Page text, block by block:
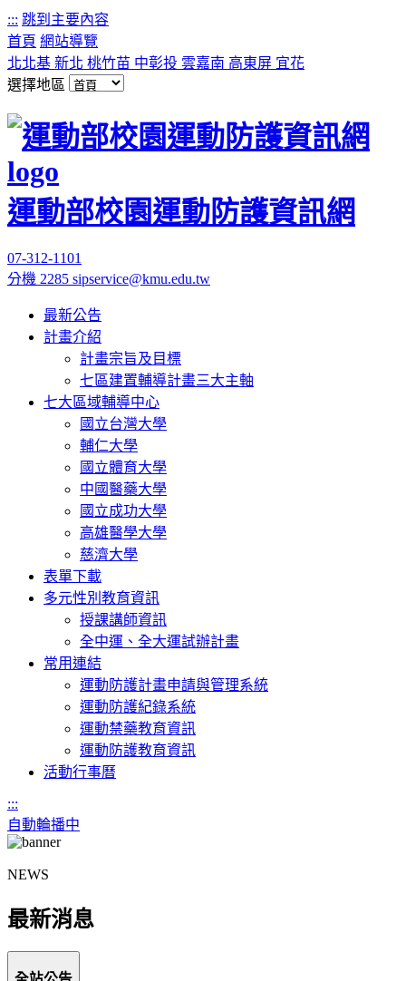
::: 跳到主要內容
首頁 網站導覽
北北基 新北 桃竹苗 中彰投 雲嘉南 高東屏 宜花
選擇地區
運動部校園運動防護資訊網
07-312-1101
分機 2285 sipservice@kmu.edu.tw
最新公告
計畫介紹
計畫宗旨及目標
七區建置輔導計畫三大主軸
七大區域輔導中心
國立台灣大學
輔仁大學
國立體育大學
中國醫藥大學
國立成功大學
高雄醫學大學
慈濟大學
表單下載
多元性別教育資訊
授課講師資訊
全中運、全大運試辦計畫
常用連結
運動防護計畫申請與管理系統
運動防護紀錄系統
運動禁藥教育資訊
運動防護教育資訊
活動行事曆
:::
自動輪播中
NEWS
最新消息